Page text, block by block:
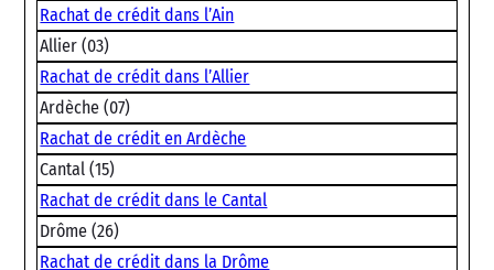
Rachat de crédit dans l’Ain
Allier (03)
Rachat de crédit dans l’Allier
Ardèche (07)
Rachat de crédit en Ardèche
Cantal (15)
Rachat de crédit dans le Cantal
Drôme (26)
Rachat de crédit dans la Drôme